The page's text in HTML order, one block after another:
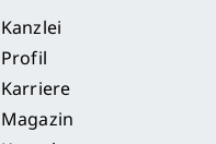
Kanzlei
Profil
Karriere
Magazin